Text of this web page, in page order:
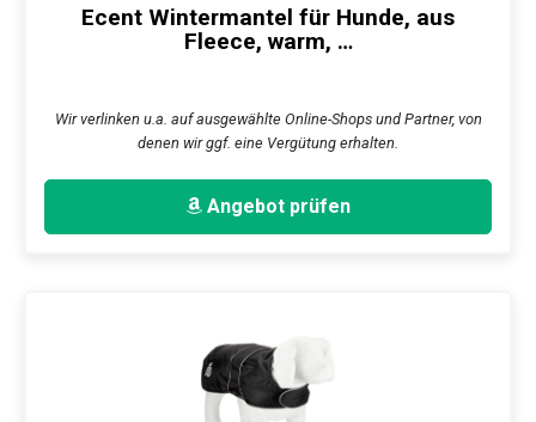
Ecent Wintermantel für Hunde, aus
Fleece, warm, …
Wir verlinken u.a. auf ausgewählte Online-Shops und Partner, von
denen wir ggf. eine Vergütung erhalten.
Angebot prüfen